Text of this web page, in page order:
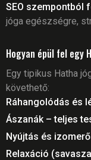
SEO szempontból
jóga egészségre,
Hogyan épül fel egy
Egy tipikus Hatha
követhető:
Ráhangolódás és
Ászanák – teljes
Nyújtás és
Relaxáció